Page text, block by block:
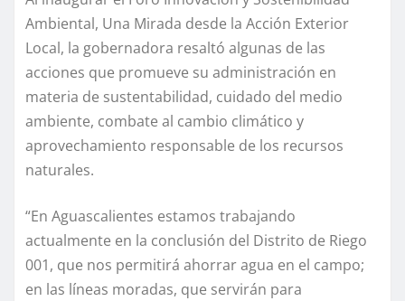
Ambiental, Una Mirada desde la Acción Exterior
Local, la gobernadora resaltó algunas de las
acciones que promueve su administración en
materia de sustentabilidad, cuidado del medio
ambiente, combate al cambio climático y
aprovechamiento responsable de los recursos
naturales.
“En Aguascalientes estamos trabajando
actualmente en la conclusión del Distrito de Riego
001, que nos permitirá ahorrar agua en el campo;
en las líneas moradas, que servirán para